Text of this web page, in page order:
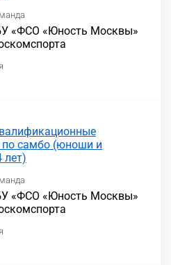
«ФСО «Юность Москвы»
по самбо (юноши и
лет)
«ФСО «Юность Москвы»